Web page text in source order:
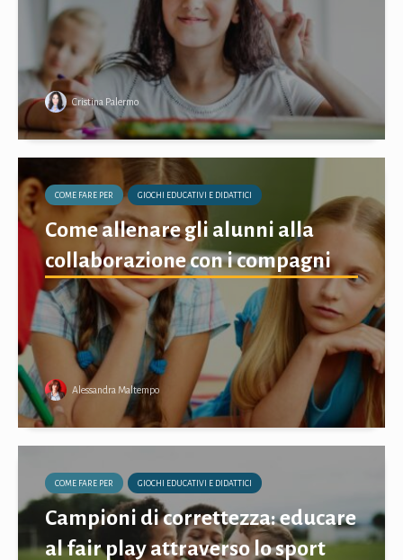
Cristina Palermo
COME FARE PER GIOCHI EDUCATIVI E DIDATTICI
Come allenare gli alunni alla
collaborazione con i compagni
Alessandra Maltempo
COME FARE PER GIOCHI EDUCATIVI E DIDATTICI
Campioni di correttezza: educare
al fair play attraverso lo sport